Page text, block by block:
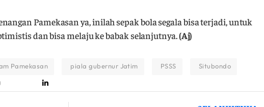
Pamekasan ya, inilah sepak bola segala bisa terjadi, untuk
dan bisa melaju ke babak selanjutnya.(Aj)
Pamekasan piala gubernur Jatim PSSS Situbondo